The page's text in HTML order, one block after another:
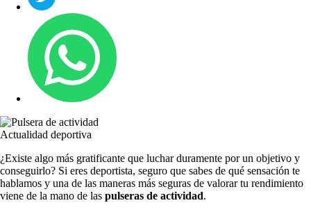
Actualidad deportiva
¿Existe algo más gratificante que luchar duramente por un objetivo y
conseguirlo? Si eres deportista, seguro que sabes de qué sensación te
hablamos y una de las maneras más seguras de valorar tu rendimiento
viene de la mano de las pulseras de actividad.